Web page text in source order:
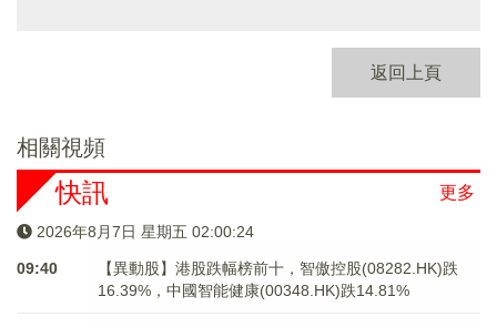
返回上頁
相關視頻
更多
快訊
2026年8月7日 星期五 02:00:24
09:40
【異動股】港股跌幅榜前十，智傲控股(08282.HK)跌
16.39%，中國智能健康(00348.HK)跌14.81%